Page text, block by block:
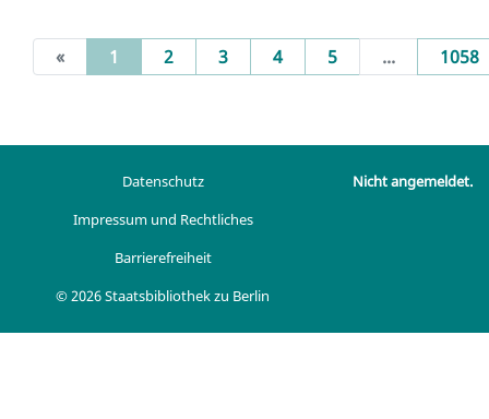
« 1 (current)
2 3 4 5 ... 1058
Datenschutz
Impressum und Rechtliches
Barrierefreiheit
© 2026 Staatsbibliothek zu Berlin
Nicht angemeldet.